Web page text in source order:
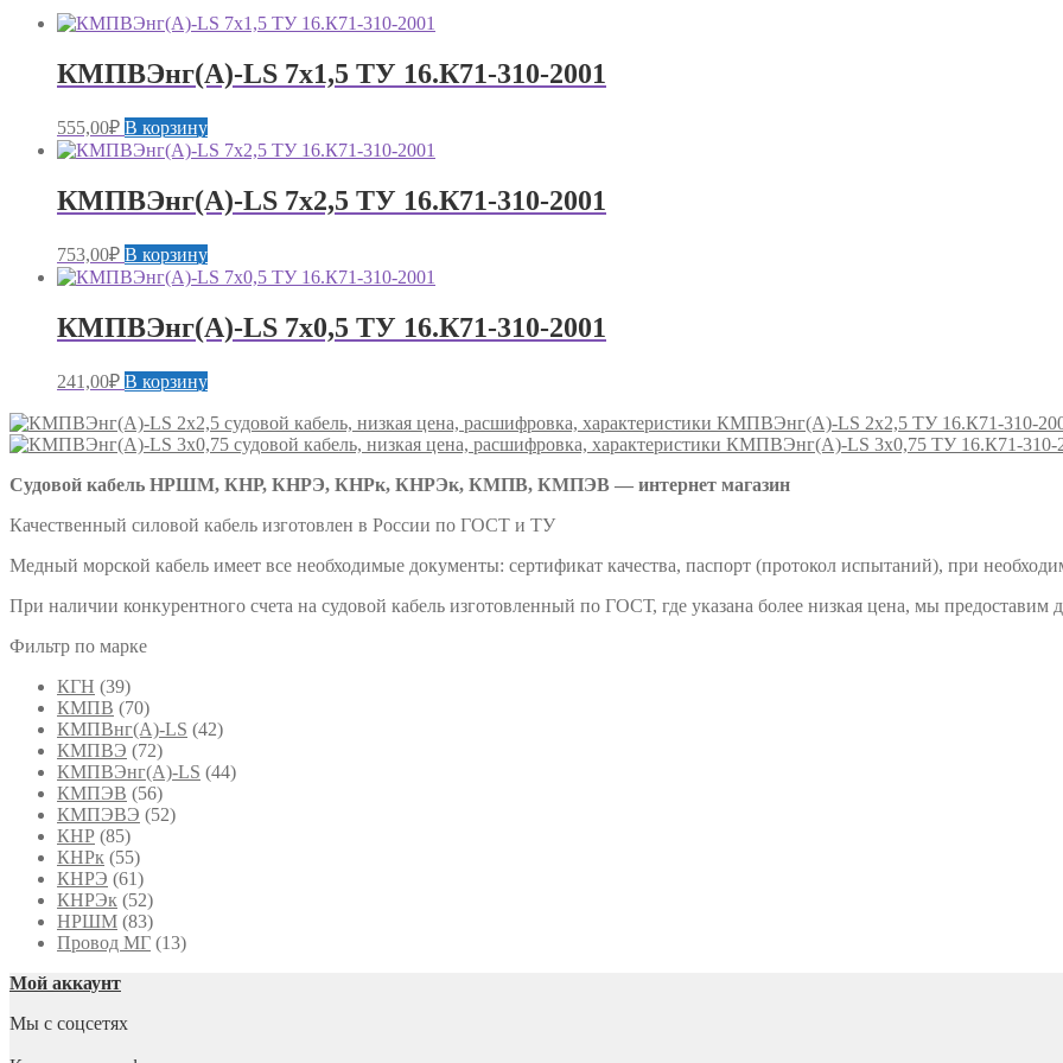
КМПВЭнг(А)-LS 7х1,5 ТУ 16.К71-310-2001
555,00₽ В корзину
КМПВЭнг(А)-LS 7х2,5 ТУ 16.К71-310-2001
753,00₽ В корзину
КМПВЭнг(А)-LS 7х0,5 ТУ 16.К71-310-2001
241,00₽ В корзину
КМПВЭнг(А)-LS 2х2,5 ТУ 16.К71-310-
КМПВЭнг(А)-LS 3х0,75 ТУ 16.К71-310-
Судовой кабель НРШМ, КНР, КНРЭ, КНРк, КНРЭк, КМПВ, КМПЭВ — интернет магазин
Качественный силовой кабель изготовлен в России по ГОСТ и ТУ
Медный морской кабель имеет все необходимые документы: сертификат качества, паспорт (протокол испытаний), при
При наличии конкурентного счета на судовой кабель изготовленный по ГОСТ, где указана более низкая цена, мы предоставим
Фильтр по марке
КГН (39)
КМПВ (70)
КМПВнг(А)-LS (42)
КМПВЭ (72)
КМПВЭнг(А)-LS (44)
КМПЭВ (56)
КМПЭВЭ (52)
КНР (85)
КНРк (55)
КНРЭ (61)
КНРЭк (52)
НРШМ (83)
Провод МГ (13)
Мой аккаунт
Мы с соцсетях